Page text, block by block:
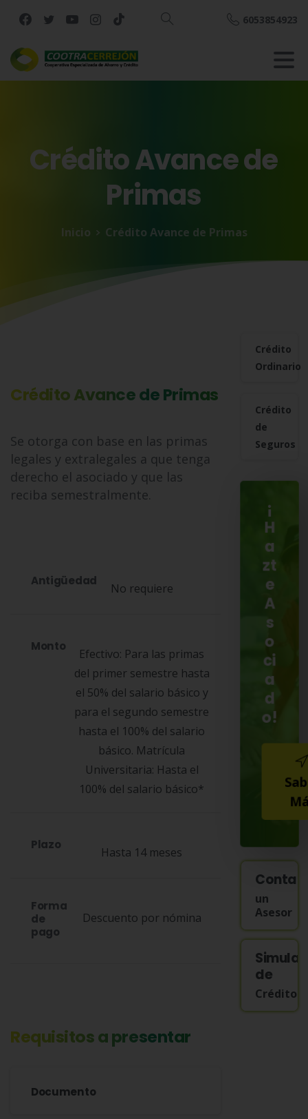
Buscar
6053854923
CréditoAvancede
Primas
Inicio Crédito Avance de Primas
Crédito Avance de Primas
Se otorga con base en las primas
legales y extralegales a que tenga
derecho el asociado y que las
reciba semestralmente.
Antigüedad
No requiere
Monto
Efectivo: Para las primas
del primer semestre hasta
el 50% del salario básico y
para el segundo semestre
hasta el 100% del salario
básico. Matrícula
Universitaria: Hasta el
100% del salario básico*
Plazo
Hasta 14 meses
Forma
de
pago
Descuento por nómina
Requisitos a presentar
Documento
Crédito
Ordinario
Crédito
de
Seguros
¡
H
a
zt
e
A
s
o
ci
a
d
o!
un
Asesor
de
Crédito